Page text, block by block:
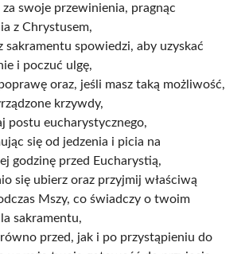
swoje przewinienia, pragnąc
z Chrystusem,
sakramentu spowiedzi, aby uzyskać
i poczuć ulgę,
oraz, jeśli masz taką możliwość,
krzywdy,
postu eucharystycznego,
się od jedzenia i picia na
godzinę przed Eucharystią,
się ubierz oraz przyjmij właściwą
Mszy, co świadczy o twoim
sakramentu,
przed, jak i po przystąpieniu do